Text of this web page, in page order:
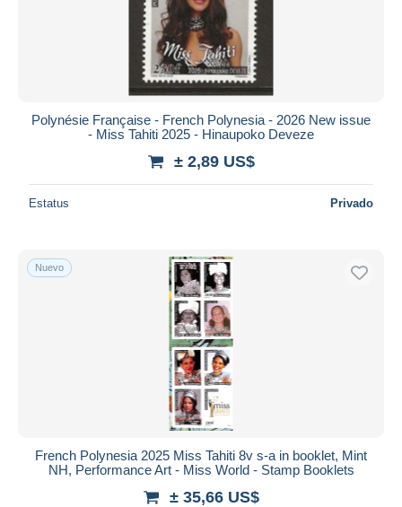
Polynésie Française - French Polynesia - 2026 New issue
- Miss Tahiti 2025 - Hinaupoko Deveze
± 2,89 US$
Estatus Privado
Nuevo
French Polynesia 2025 Miss Tahiti 8v s-a in booklet, Mint
NH, Performance Art - Miss World - Stamp Booklets
± 35,66 US$